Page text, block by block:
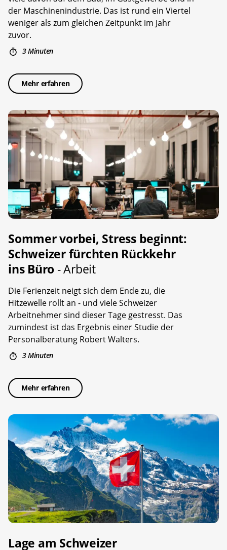
der Maschinenindustrie. Das ist rund ein Viertel
weniger als zum gleichen Zeitpunkt im Jahr
zuvor.
3 Minuten
Mehr erfahren
Sommer vorbei, Stress beginnt:
Schweizer fürchten Rückkehr
ins Büro - Arbeit
Die Ferienzeit neigt sich dem Ende zu, die
Hitzewelle rollt an - und viele Schweizer
Arbeitnehmer sind dieser Tage gestresst. Das
zumindest ist das Ergebnis einer Studie der
Personalberatung Robert Walters.
3 Minuten
Mehr erfahren
Lage am Schweizer